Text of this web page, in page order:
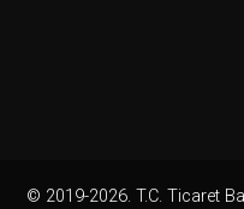
© 2019-2026. T.C. Ticaret